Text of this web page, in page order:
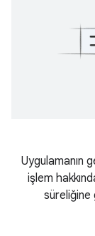
Uygulamanın
işlem
süreliğine